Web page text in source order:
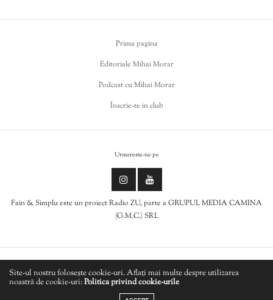
Prima pagina
Editoriale Mihai Morar
Podcast cu Mihai Morar
Înscrie-te in club
Urmareste-ne pe
Fain & Simplu este un proiect Radio ZU, parte a GRUPUL MEDIA CAMINA
(G.M.C.) SRL
Politica de cookies
Politică de confidențialitate
Site-ul nostru folosește cookie-uri. Aflați mai multe despre utilizarea
noastră de cookie-uri:Politica privind cookie-urile